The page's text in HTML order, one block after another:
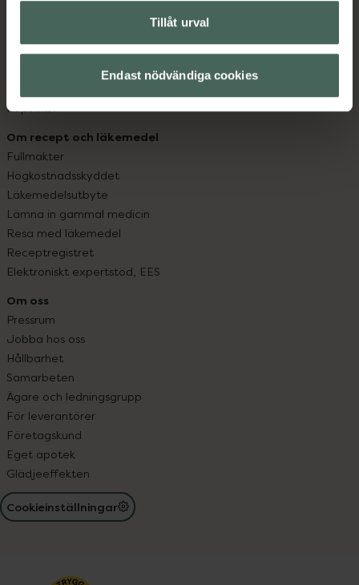
Tillåt urval
Endast nödvändiga cookies
Leverans, betalning och retur
Sajtens tillgänglighet
Köpvillkor
Om recept och läkemedel
Fullmakter
Högkostnadsskyddet
Läkemedelsutbyte
Lämna in gammal medicin
Resa med läkemedel
Receptregistret
Elektroniskt expertstöd, EES
Om oss
Pressrum
Jobba hos oss
Hållbarhet
Samarbeten
Ägare och ledningsgrupp
För leverantörer
Företagskund
Eget apotek
Glädjeeffekten
Cookieinställningar